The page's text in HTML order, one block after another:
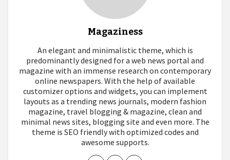
Magaziness
An elegant and minimalistic theme, which is
predominantly designed for a web news portal and
magazine with an immense research on contemporary
online newspapers. With the help of available
customizer options and widgets, you can implement
layouts as a trending news journals, modern fashion
magazine, travel blogging & magazine, clean and
minimal news sites, blogging site and even more. The
theme is SEO friendly with optimized codes and
awesome supports.